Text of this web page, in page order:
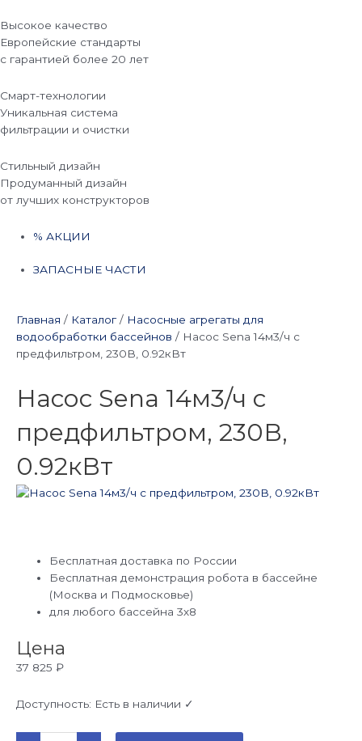
Высокое качество
Европейские стандарты
с гарантией более 20 лет
Смарт-технологии
Уникальная система
фильтрации и очистки
Стильный дизайн
Продуманный дизайн
от лучших конструкторов
% АКЦИИ
ЗАПАСНЫЕ ЧАСТИ
Главная / Каталог / Насосные агрегаты для
водообработки бассейнов / Насос Sena 14м3/ч с
предфильтром, 230В, 0.92кВт
Насос Sena 14м3/ч с
предфильтром, 230В,
0.92кВт
Бесплатная доставка по России
Бесплатная демонстрация робота в бассейне
(Москва и Подмосковье)
для любого бассейна 3х8
Цена
37 825 ₽
Доступность: Есть в наличии ✓
Количество